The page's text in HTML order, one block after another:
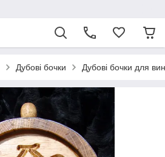
Дубові бочки Дубові бочки для